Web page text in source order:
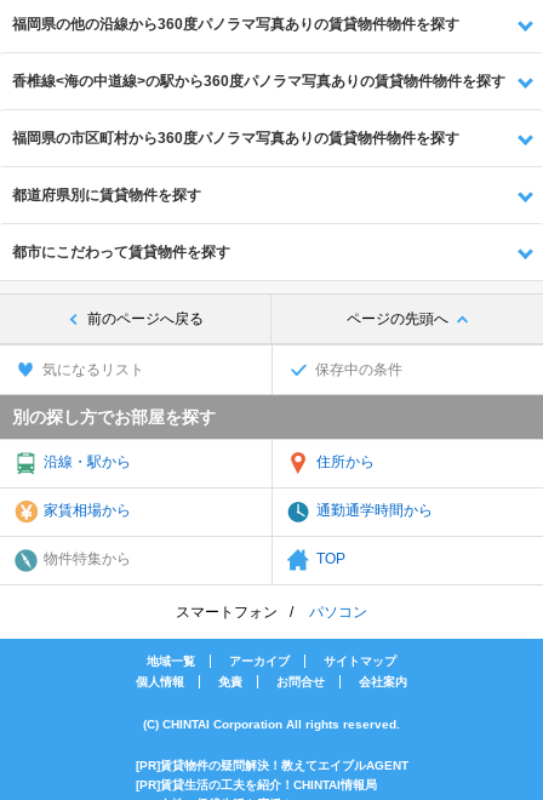
福岡県の他の沿線から360度パノラマ写真ありの賃貸物件物件を探す
香椎線<海の中道線>の駅から360度パノラマ写真ありの賃貸物件物件を探す
福岡県の市区町村から360度パノラマ写真ありの賃貸物件物件を探す
都道府県別に賃貸物件を探す
都市にこだわって賃貸物件を探す
前のページへ戻る ページの先頭へ
気になるリスト 保存中の条件
別の探し方でお部屋を探す
沿線・駅から 住所から
家賃相場から 通勤通学時間から
物件特集から TOP
スマートフォン パソコン
地域一覧 アーカイブ
サイトマップ
個人情報
免責 お問合せ 会社案内
(C) CHINTAI Corporation All rights reserved.
[PR]賃貸物件の疑問解決！教えてエイブルAGENT
[PR]賃貸生活の工夫を紹介！CHINTAI情報局